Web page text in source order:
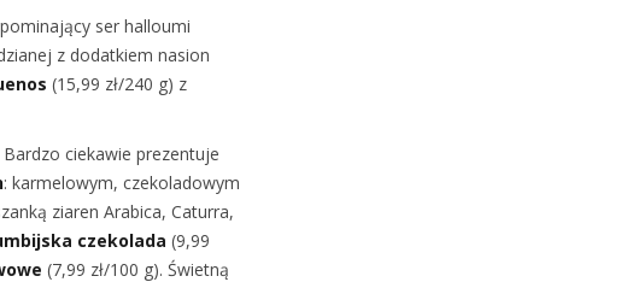
ser halloumi
z dodatkiem nasion
(15,99 zł/240 g) z
ciekawie prezentuje
: karmelowym, czekoladowym
ziaren Arabica, Caturra,
czekolada (9,99
(7,99 zł/100 g). Świetną